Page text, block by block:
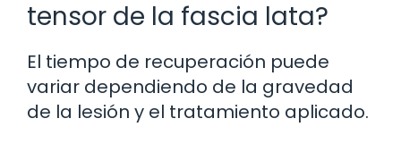
tensor de la fascia lata?
El tiempo de recuperación puede
variar dependiendo de la gravedad
de la lesión y el tratamiento aplicado.